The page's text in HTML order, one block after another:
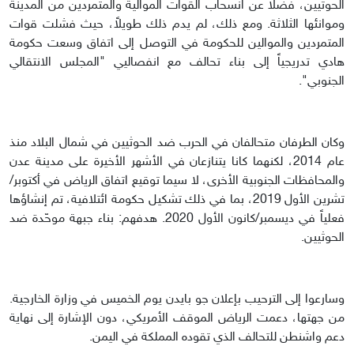
الحوثيين، فضلاً عن انسحاب القوات الموالية والمتمردين من المدينة
وموانئها الثلاثة. ومع ذلك، لم يدم ذلك طويلاً، حيث فشلت قوات
المتمردين والموالين للحكومة في التوصل إلى اتفاق وسعت حكومة
هادي تدريجياً إلى بناء تحالف مع انفصاليي "المجلس الانتقالي
الجنوبي".
وكان الطرفان متحالفان في الحرب ضد الحوثيين في شمال البلاد منذ
عام 2014، لكنهما كانا يتنازعان في الأشهر الأخيرة على مدينة عدن
والمحافظات الجنوبية الأخرى، لا سيما توقيع اتفاق الرياض في أكتوبر/
تشرين الأول 2019، بما في ذلك تشكيل حكومة ائتلافية، تم إنشاؤها
فعلياً في ديسمبر/كانون الأول 2020. هدفهم: بناء جبهة موحّدة ضد
الحوثيين.
وسارعوا إلى الترحيب بإعلان جو بايدن يوم الخميس في وزارة الخارجية.
من جهتها، دعمت الرياض الموقف الأمريكي، دون الإشارة إلى نهاية
دعم واشنطن للتحالف الذي تقوده المملكة في اليمن.